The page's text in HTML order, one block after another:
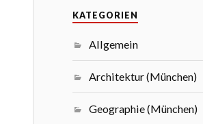
KATEGORIEN
Allgemein
Architektur (München)
Geographie (München)